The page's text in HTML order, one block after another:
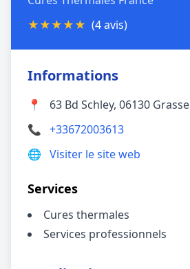
★★★★★ (4 avis)
Informations
📍
63 Bd Schley, 06130 Grasse
📞 +33672003613
🌐 Visiter le site web
Services
Cures thermales
Services professionnels